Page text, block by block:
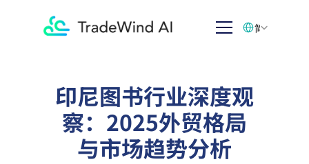
印尼图书行业深度观
察：2025外贸格局
与市场趋势分析
简体中文